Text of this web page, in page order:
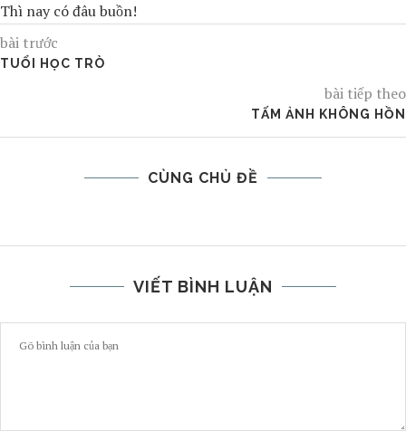
Thì nay có đâu buồn!
bài trước
TUỔI HỌC TRÒ
bài tiếp theo
TẤM ẢNH KHÔNG HỒN
CÙNG CHỦ ĐỀ
VIẾT BÌNH LUẬN